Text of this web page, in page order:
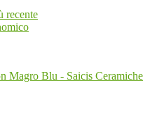
recente